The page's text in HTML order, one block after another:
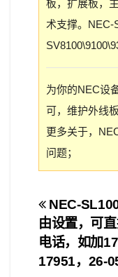
板，扩展板，
术支撑。NEC-
为你的NEC设
可，维护外线
更多关于，
问题；
文
章
导
NEC-
由设置，可
电话，如加
17951，26-